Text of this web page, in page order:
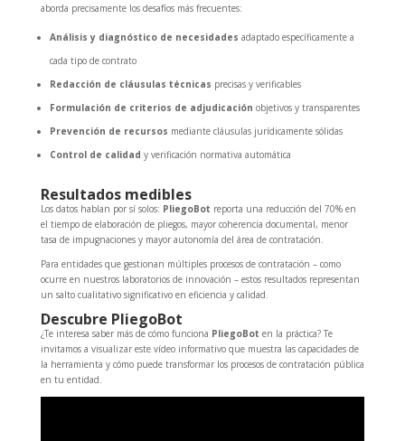
aborda precisamente los desafíos más frecuentes:
Análisis y diagnóstico de necesidades adaptado específicamente a
cada tipo de contrato
Redacción de cláusulas técnicas precisas y verificables
Formulación de criterios de adjudicación objetivos y transparentes
Prevención de recursos mediante cláusulas jurídicamente sólidas
Control de calidad y verificación normativa automática
Resultados medibles
Los datos hablan por sí solos: PliegoBot reporta una reducción del 70% en
el tiempo de elaboración de pliegos, mayor coherencia documental, menor
tasa de impugnaciones y mayor autonomía del área de contratación.
Para entidades que gestionan múltiples procesos de contratación – como
ocurre en nuestros laboratorios de innovación – estos resultados representan
un salto cualitativo significativo en eficiencia y calidad.
Descubre PliegoBot
¿Te interesa saber más de cómo funciona PliegoBot en la práctica? Te
invitamos a visualizar este vídeo informativo que muestra las capacidades de
la herramienta y cómo puede transformar los procesos de contratación pública
en tu entidad.